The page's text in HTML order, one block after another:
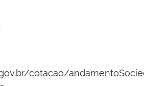
cotacao/